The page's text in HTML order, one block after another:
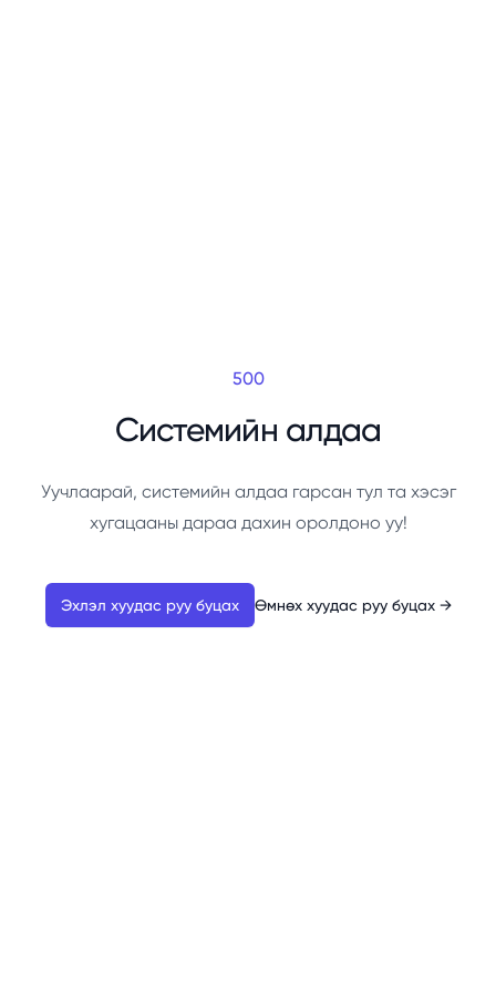
500
Системийн алдаа
Уучлаарай, системийн алдаа гарсан тул та хэсэг
хугацааны дараа дахин оролдоно уу!
Эхлэл хуудас руу буцах Өмнөх хуудас руу буцах →